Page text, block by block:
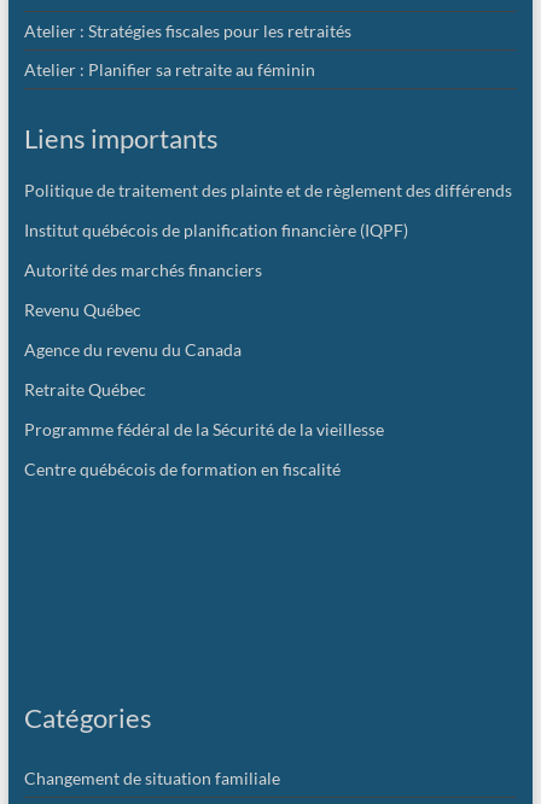
Atelier : Stratégies fiscales pour les retraités
Atelier : Planifier sa retraite au féminin
Liens importants
Politique de traitement des plainte et de règlement des différends
Institut québécois de planification financière (IQPF)
Autorité des marchés financiers
Revenu Québec
Agence du revenu du Canada
Retraite Québec
Programme fédéral de la Sécurité de la vieillesse
Centre québécois de formation en fiscalité
Catégories
Changement de situation familiale